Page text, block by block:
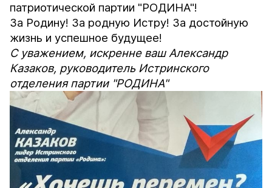
патриотической партии "РОДИНА"!
За Родину! За родную Истру! За достойную
жизнь и успешное будущее!
С уважением, искренне ваш Александр
Казаков, руководитель Истринского
отделения партии "РОДИНА"